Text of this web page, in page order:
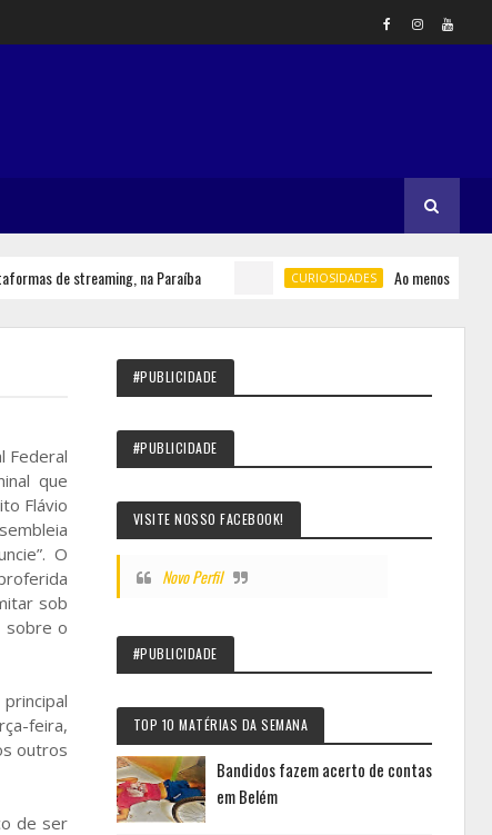
de streaming, na Paraíba CURIOSIDADES Ao menos nove
Federal
que
Flávio
O
sob
sobre o
feira,
outros
de ser
#PUBLICIDADE
#PUBLICIDADE
VISITE NOSSO FACEBOOK!
Novo Perfil
#PUBLICIDADE
TOP 10 MATÉRIAS DA SEMANA
Bandidos fazem acerto de contas
em Belém